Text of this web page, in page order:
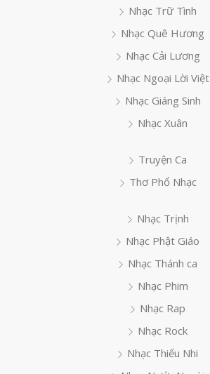
Nhạc Trữ Tình
Nhạc Quê Hương
Nhạc Cải Lương
Nhạc Ngoại Lời Việt
Nhạc Giáng Sinh
Nhạc Xuân
Truyện Ca
Thơ Phổ Nhạc
Nhạc Trịnh
Nhạc Phật Giáo
Nhạc Thánh ca
Nhạc Phim
Nhạc Rap
Nhạc Rock
Nhạc Thiếu Nhi